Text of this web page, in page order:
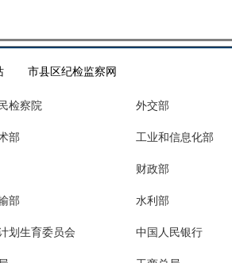
市县区纪检监察网
检察院 外交部
部 工业和信息化部
财政部
部 水利部
划生育委员会 中国人民银行